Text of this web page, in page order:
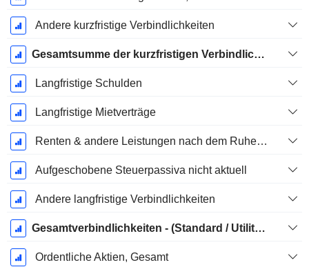
Andere kurzfristige Verbindlichkeiten
Gesamtsumme der kurzfristigen Verbindlichkeiten
Langfristige Schulden
Langfristige Mietverträge
Renten & andere Leistungen nach dem Ruhestand
Aufgeschobene Steuerpassiva nicht aktuell
Andere langfristige Verbindlichkeiten
Gesamtverbindlichkeiten - (Standard / Utility Vorlage)
Ordentliche Aktien, Gesamt